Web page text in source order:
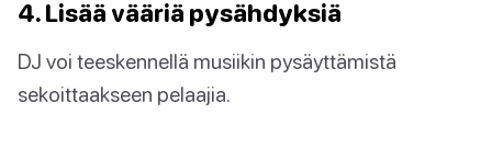
4. Lisää vääriä pysähdyksiä
DJ voi teeskennellä musiikin pysäyttämistä
sekoittaakseen pelaajia.